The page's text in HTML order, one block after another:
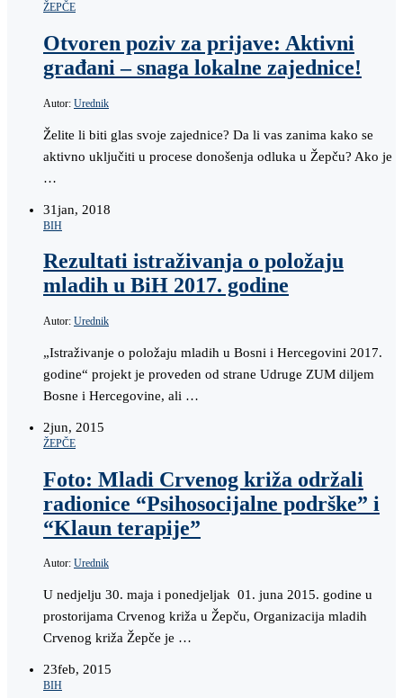
ŽEPČE
Otvoren poziv za prijave: Aktivni
građani – snaga lokalne zajednice!
Autor: Urednik
Želite li biti glas svoje zajednice? Da li vas zanima kako se
aktivno uključiti u procese donošenja odluka u Žepču? Ako je
…
31jan, 2018
BIH
Rezultati istraživanja o položaju
mladih u BiH 2017. godine
Autor: Urednik
„Istraživanje o položaju mladih u Bosni i Hercegovini 2017.
godine“ projekt je proveden od strane Udruge ZUM diljem
Bosne i Hercegovine, ali …
2jun, 2015
ŽEPČE
Foto: Mladi Crvenog križa održali
radionice “Psihosocijalne podrške” i
“Klaun terapije”
Autor: Urednik
U nedjelju 30. maja i ponedjeljak 01. juna 2015. godine u
prostorijama Crvenog križa u Žepču, Organizacija mladih
Crvenog križa Žepče je …
23feb, 2015
BIH